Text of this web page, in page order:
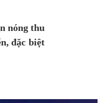
nóng thu
đặc biệt